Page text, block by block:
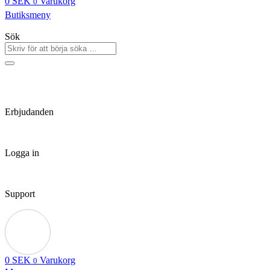
Butiksmeny
Sök
Erbjudanden
Logga in
Support
0 SEK 0 Varukorg